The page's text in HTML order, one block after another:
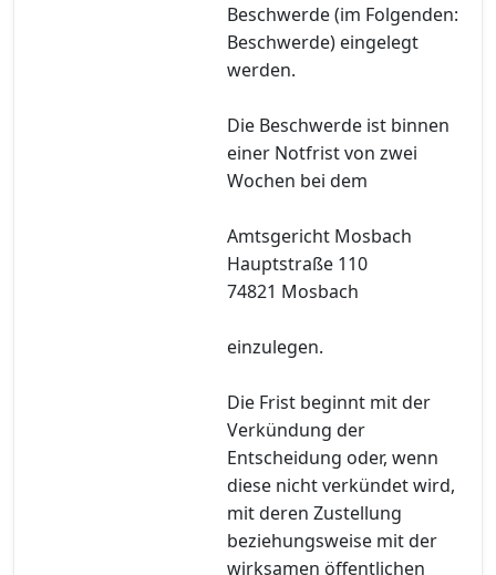
Beschwerde (im Folgenden:
Beschwerde) eingelegt
werden.
Die Beschwerde ist binnen
einer Notfrist von zwei
Wochen bei dem
Amtsgericht Mosbach
Hauptstraße 110
74821 Mosbach
einzulegen.
Die Frist beginnt mit der
Verkündung der
Entscheidung oder, wenn
diese nicht verkündet wird,
mit deren Zustellung
beziehungsweise mit der
wirksamen öffentlichen